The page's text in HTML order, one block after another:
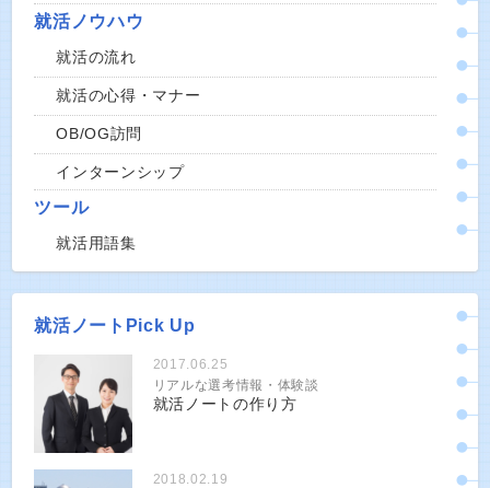
就活ノウハウ
就活の流れ
就活の心得・マナー
OB/OG訪問
インターンシップ
ツール
就活用語集
就活ノートPick Up
2017.06.25
リアルな選考情報・体験談
就活ノートの作り方
2018.02.19